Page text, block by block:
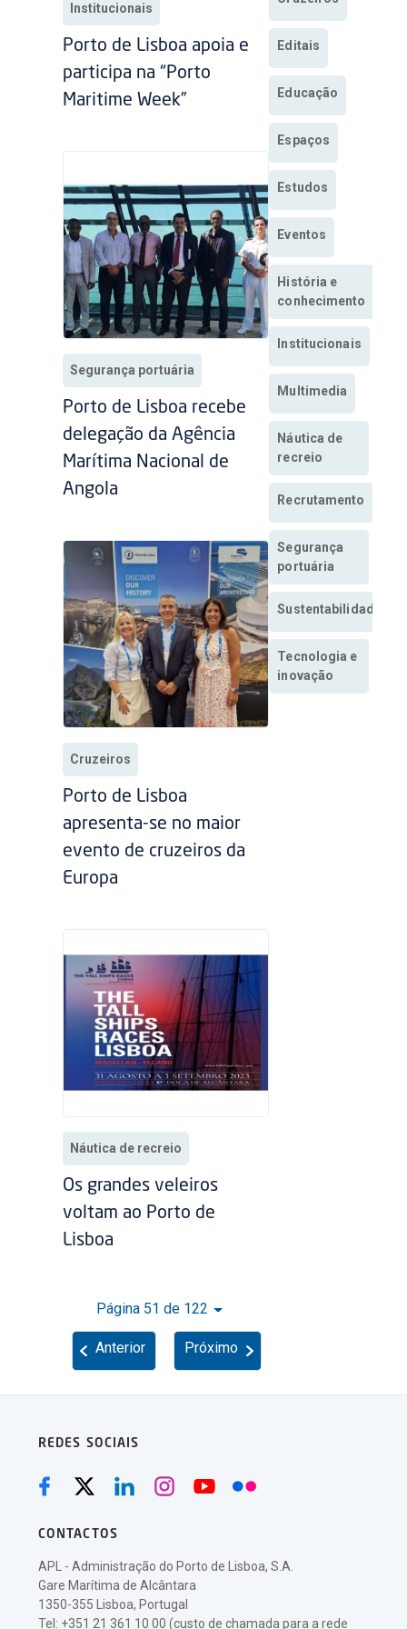
Institucionais
Porto de Lisboa apoia e
participa na “Porto
Maritime Week”
Segurança portuária
Porto de Lisboa recebe
delegação da Agência
Marítima Nacional de
Angola
Cruzeiros
Porto de Lisboa
apresenta-se no maior
evento de cruzeiros da
Europa
Náutica de recreio
Os grandes veleiros
voltam ao Porto de
Lisboa
Página 51 de 122
Anterior Próximo
Editais
Educação
Espaços
Estudos
Eventos
História e
conhecimento
Institucionais
Multimedia
Náutica de
recreio
Recrutamento
Segurança
portuária
Sustentabilidade
Tecnologia e
inovação
REDES SOCIAIS
CONTACTOS
APL - Administração do Porto de Lisboa, S.A.
Gare Marítima de Alcântara
1350-355 Lisboa, Portugal
Tel: +351 21 361 10 00 (custo de chamada para a rede